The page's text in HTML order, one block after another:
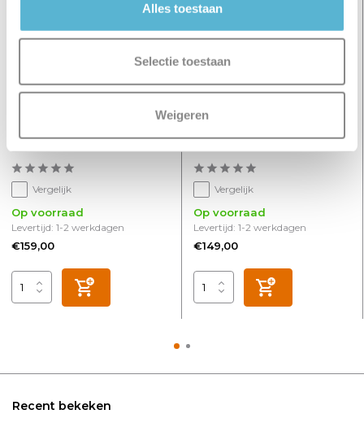
Alles toestaan
Selectie toestaan
Weigeren
Spot Oliver 3 lichts balk
Vergelijk
Op voorraad
Levertijd: 1-2 werkdagen
€159,00
Vergelijk
Op voorraad
Levertijd: 1-2 werkdagen
€149,00
Recent bekeken